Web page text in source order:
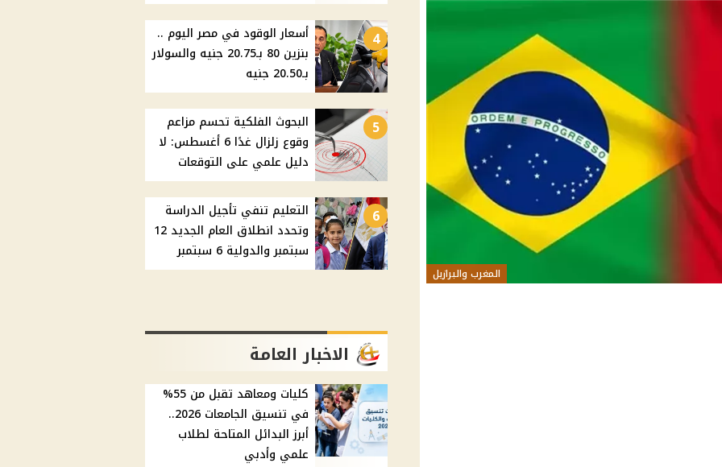
المغرب والبرازيل
4
أسعار الوقود في مصر اليوم ..
بنزين 80 بـ20.75 جنيه والسولار
بـ20.50 جنيه
5
البحوث الفلكية تحسم مزاعم
وقوع زلزال غدًا 6 أغسطس: لا
دليل علمي على التوقعات
6
التعليم تنفي تأجيل الدراسة
وتحدد انطلاق العام الجديد 12
سبتمبر والدولية 6 سبتمبر
الاخبار العامة
كليات ومعاهد تقبل من 55%
في تنسيق الجامعات 2026..
أبرز البدائل المتاحة لطلاب
علمي وأدبي